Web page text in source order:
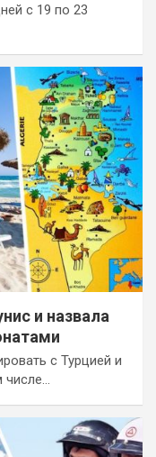
с 19 по 23
и назвала
с Турцией и
числе…